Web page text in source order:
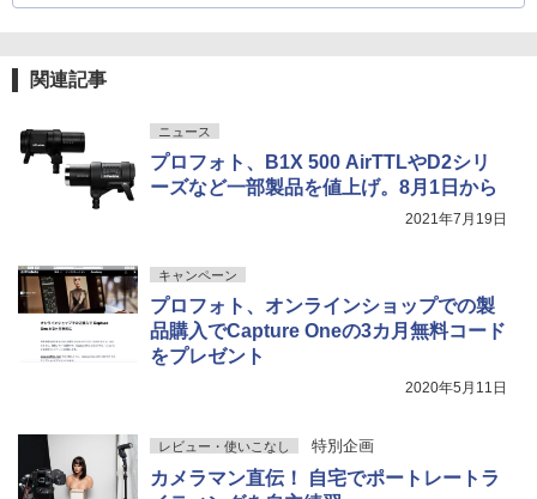
関連記事
ニュース
プロフォト、B1X 500 AirTTLやD2シリ
ーズなど一部製品を値上げ。8月1日から
2021年7月19日
キャンペーン
プロフォト、オンラインショップでの製
品購入でCapture Oneの3カ月無料コード
をプレゼント
2020年5月11日
レビュー・使いこなし 特別企画
カメラマン直伝！ 自宅でポートレートラ